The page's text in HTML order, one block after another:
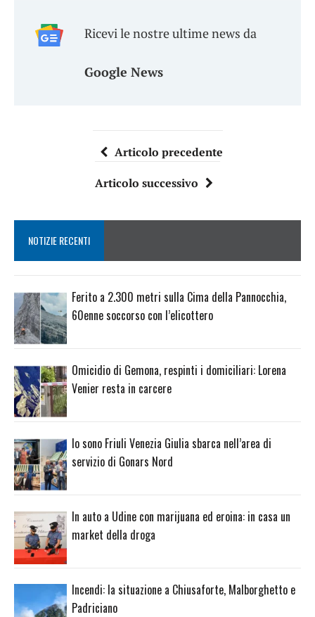
Ricevi le nostre ultime news da
Google News
Articolo precedente
Articolo successivo
NOTIZIE RECENTI
Ferito a 2.300 metri sulla Cima della Pannocchia,
60enne soccorso con l’elicottero
Omicidio di Gemona, respinti i domiciliari: Lorena
Venier resta in carcere
Io sono Friuli Venezia Giulia sbarca nell’area di
servizio di Gonars Nord
In auto a Udine con marijuana ed eroina: in casa un
market della droga
Incendi: la situazione a Chiusaforte, Malborghetto e
Padriciano